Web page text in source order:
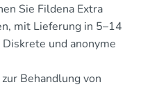
Sie Fildena Extra
mit Lieferung in 5–14
und anonyme
Behandlung von